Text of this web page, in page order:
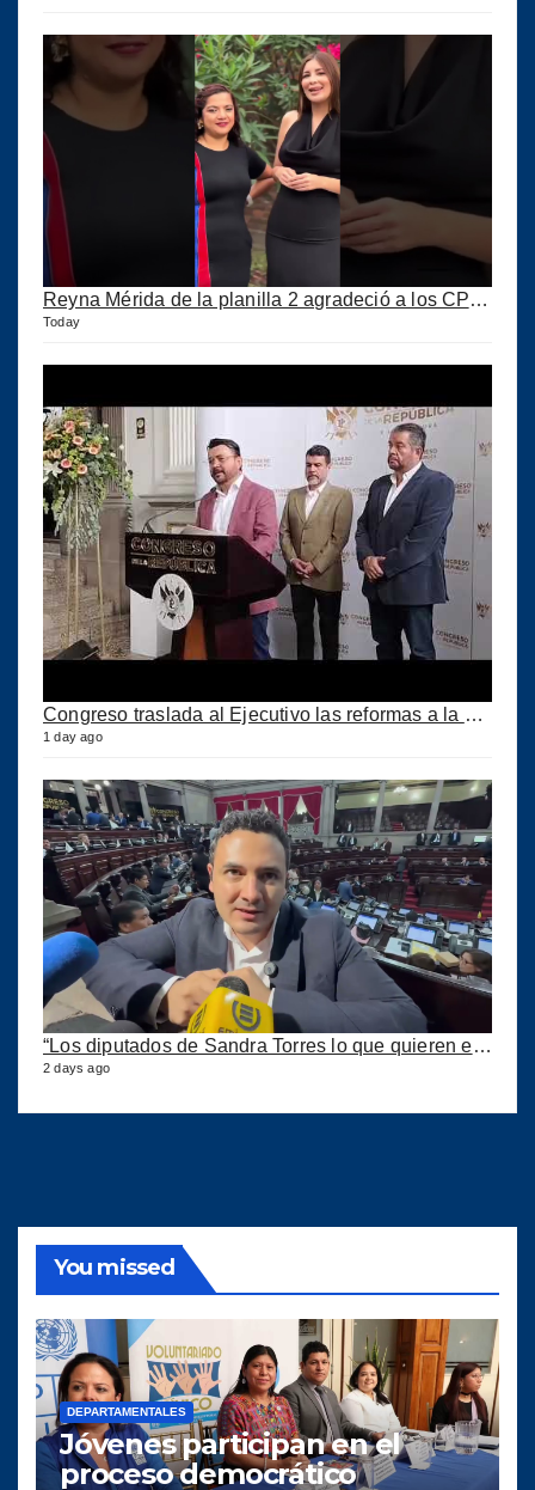
Reyna Mérida de la planilla 2 agradeció a los CPA por su confianza
Today
Congreso traslada al Ejecutivo las reformas a la Ley del IUSI tras firma del Decreto 18-2026
1 day ago
2 days ago
You missed
DEPARTAMENTALES
Jóvenes participan en el
proceso democrático